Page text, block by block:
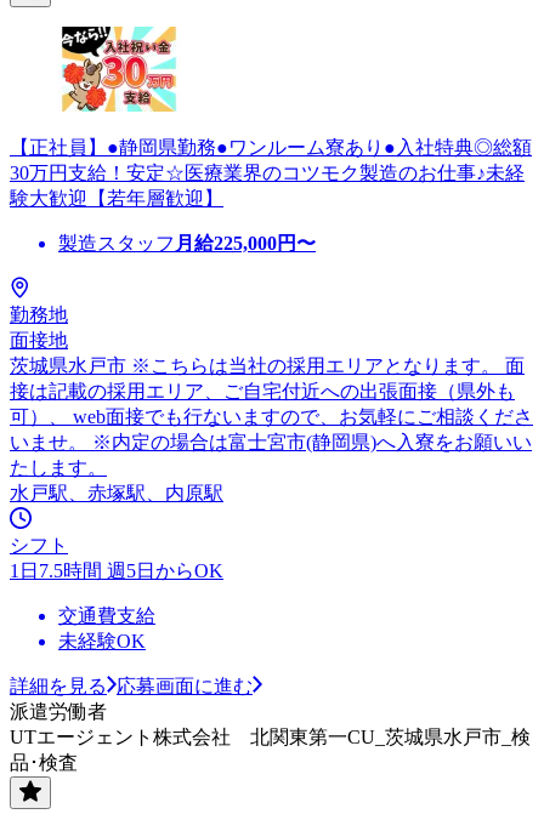
【正社員】●静岡県勤務●ワンルーム寮あり●入社特典◎総額
30万円支給！安定☆医療業界のコツモク製造のお仕事♪未経
験大歓迎【若年層歓迎】
製造スタッフ 月給225,000円〜
勤務地
面接地
茨城県水戸市 ※こちらは当社の採用エリアとなります。 面
接は記載の採用エリア、ご自宅付近への出張面接（県外も
可）、 web面接でも行ないますので、お気軽にご相談くださ
いませ。 ※内定の場合は富士宮市(静岡県)へ入寮をお願いい
たします。
水戸駅、赤塚駅、内原駅
シフト
1日7.5時間 週5日からOK
交通費支給
未経験OK
詳細を見る
応募画面に進む
派遣労働者
UTエージェント株式会社 北関東第一CU_茨城県水戸市_検
品･検査